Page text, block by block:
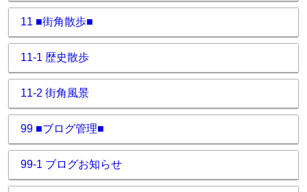
11 ■街角散歩■
11-1 歴史散歩
11-2 街角風景
99 ■ブログ管理■
99-1 ブログお知らせ